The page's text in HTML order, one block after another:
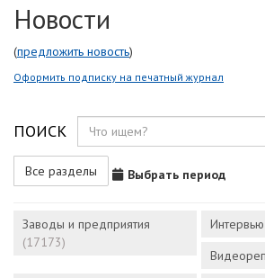
Новости
(предложить новость)
Оформить подписку на печатный журнал
ПОИСК
Все разделы Выбрать период
Заводы и предприятия
(17173)
Интервью